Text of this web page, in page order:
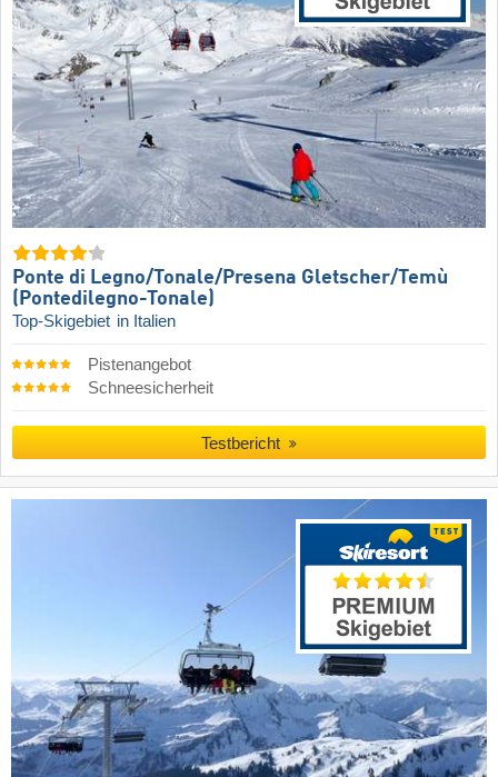
Ponte di Legno/​Tonale/​Presena Gletscher/​Temù
(Pontedilegno-Tonale)
Top-Skigebiet in Italien
Pistenangebot
Schneesicherheit
Testbericht